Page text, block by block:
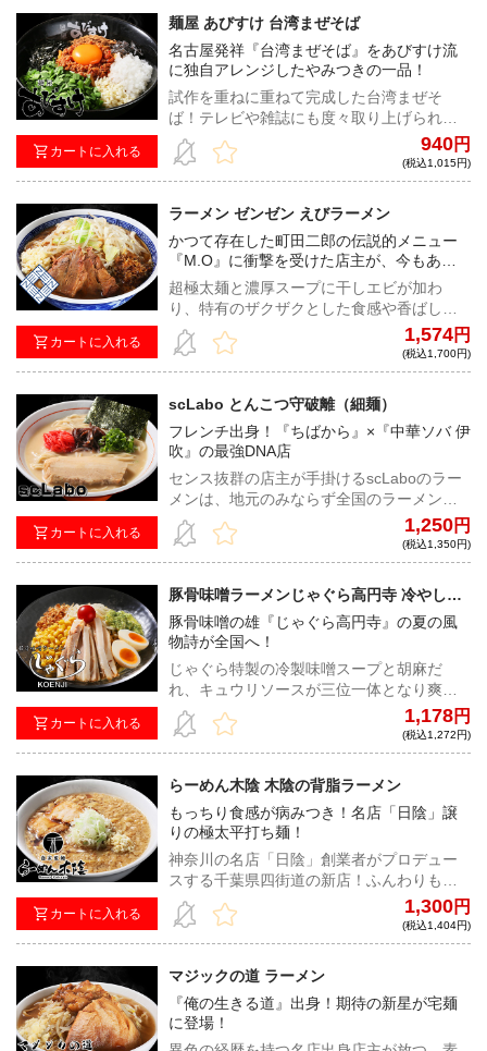
カートに入れる
麺屋 あびすけ 台湾まぜそば
名古屋発祥『台湾まぜそば』をあびすけ流
に独自アレンジしたやみつきの一品！
試作を重ねに重ねて完成した台湾まぜそ
ば！テレビや雑誌にも度々取り上げられて
いる今ではあびすけを代表するメニュー！
940円
(税込1,015円)
カートに入れる
ラーメン ゼンゼン えびラーメン
かつて存在した町田二郎の伝説的メニュー
『M.O』に衝撃を受けた店主が、今もあの
味を追い求めながら作る一杯！
超極太麺と濃厚スープに干しエビが加わ
り、特有のザクザクとした食感や香ばしい
風味で更に旨みがブーストされた、『ラー
メン ゼンゼン』の人気メニュー！
1,574円
(税込1,700円)
カートに入れる
scLabo とんこつ守破離（細麺）
フレンチ出身！『ちばから』×『中華ソバ 伊
吹』の最強DNA店
センス抜群の店主が手掛けるscLaboのラー
メンは、地元のみならず全国のラーメンフ
ァンからの厚い支持を受ける。今回は、煮
干しでもG系でもなく、ド豚骨ラーメンで勝
負！濃度、粘度、パンチ力ともに抜群で必
1,250円
(税込1,350円)
カートに入れる
豚骨味噌ラーメンじゃぐら高円寺 冷やしじ
ゃぐら
豚骨味噌の雄『じゃぐら高円寺』の夏の風
物詩が全国へ！
じゃぐら特製の冷製味噌スープと胡麻だ
れ、キュウリソースが三位一体となり爽や
かな味わいが食欲を掻き立てる！今年の夏
はこれで決まり！
1,178円
(税込1,272円)
カートに入れる
らーめん木陰 木陰の背脂ラーメン
もっちり食感が病みつき！名店「日陰」譲
りの極太平打ち麺！
神奈川の名店「日陰」創業者がプロデュー
スする千葉県四街道の新店！ふんわりもっ
ちり食感がクセになるもち小麦配合の極太
平打ち麺、そしてトッピングによって２つ
の味を楽しめる新感覚の背脂らーめんが登
1,300円
(税込1,404円)
マジックの道 ラーメン
『俺の生きる道』出身！期待の新星が宅麺
に登場！